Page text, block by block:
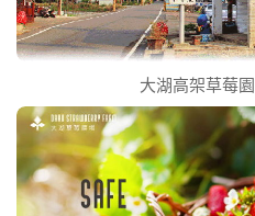
大湖高架草莓